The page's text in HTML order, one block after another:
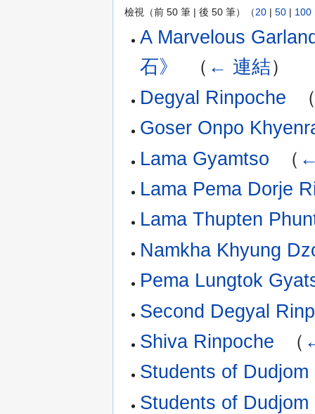
檢視（前 50 筆 | 後 50 筆）（20 | 50 | 100
A Marvelous
石》
（ ← 連結）
Degyal Rinpoche
Goser Onpo
Lama Gyamtso
（
Lama Pema Dorje
Lama Thupten
Namkha Khyung
Pema Lungtok
Second Degyal
Shiva Rinpoche
（
Students of Dudjom
Students of Dudjom